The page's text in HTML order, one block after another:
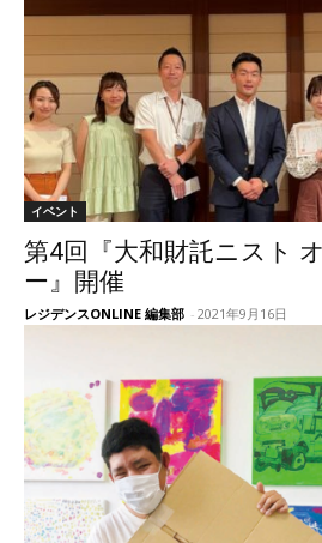
イベント
第4回『大和財託ニスト
ー』開催
レジデンスONLINE 編集部 - 2021年9月16日